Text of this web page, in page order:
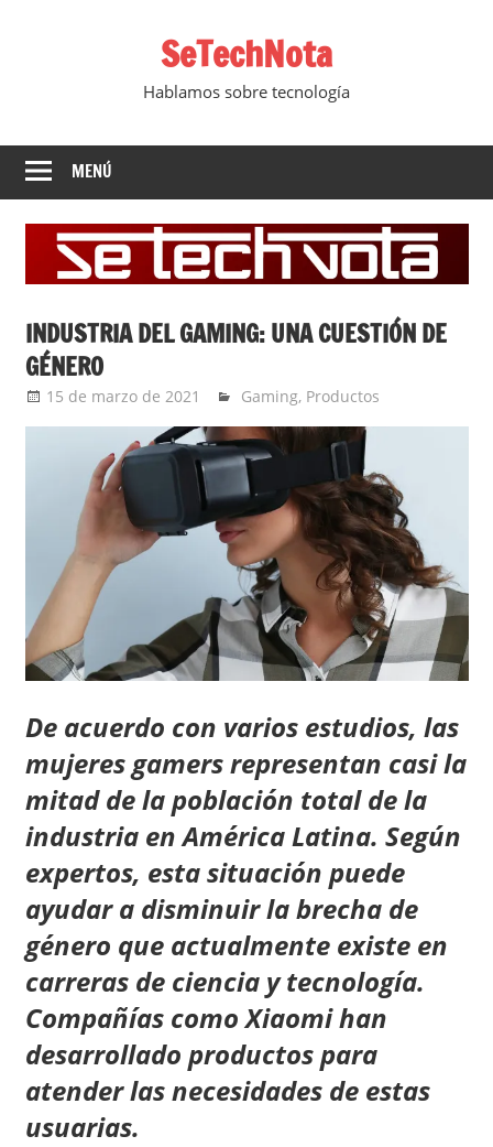
SeTechNota
Hablamos sobre tecnología
MENÚ
INDUSTRIA DEL GAMING: UNA CUESTIÓN DE
GÉNERO
15 de marzo de 2021 Ernesto Herrera
Gaming, Productos
De acuerdo con varios estudios, las
mujeres gamers representan casi la
mitad de la población total de la
industria en América Latina. Según
expertos, esta situación puede
ayudar a disminuir la brecha de
género que actualmente existe en
carreras de ciencia y tecnología.
Compañías como Xiaomi han
desarrollado productos para
atender las necesidades de estas
usuarias.